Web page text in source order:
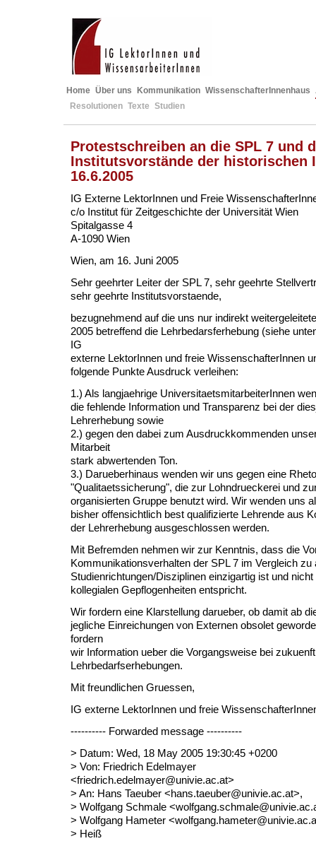
Home Über uns Kommunikation WissenschafterInnenhaus
Resolutionen Texte Studien
Protestschreiben an die SPL 7 und
Institutsvorstände der historischen
16.6.2005
IG Externe LektorInnen und Freie
c/o Institut für Zeitgeschichte der Universität Wien
Spitalgasse 4
A-1090 Wien
Wien, am 16. Juni 2005
Sehr geehrter Leiter der SPL 7, sehr geehrte
sehr geehrte Institutsvorstaende,
bezugnehmend auf die uns nur indirekt
2005 betreffend die Lehrbedarsferhebung (siehe
IG
externe LektorInnen und freie WissenschafterInnen
folgende Punkte Ausdruck verleihen:
1.) Als langjaehrige UniversitaetsmitarbeiterInnen
die fehlende Information und Transparenz bei der
Lehrerhebung sowie
2.) gegen den dabei zum Ausdruckkommenden
Mitarbeit
stark abwertenden Ton.
3.) Darueberhinaus wenden wir uns gegen eine
"Qualitaetssicherung", die zur Lohndrueckerei und
organisierten Gruppe benutzt wird. Wir wenden uns
bisher offensichtlich best qualifizierte Lehrende aus
der Lehrerhebung ausgeschlossen werden.
Mit Befremden nehmen wir zur Kenntnis, dass die
Kommunikationsverhalten der SPL 7 im Vergleich zu
Studienrichtungen/Disziplinen einzigartig ist und
kollegialen Gepflogenheiten entspricht.
Wir fordern eine Klarstellung darueber, ob damit ab
jegliche Einreichungen von Externen obsolet
fordern
wir Information ueber die Vorgangsweise bei
Lehrbedarfserhebungen.
Mit freundlichen Gruessen,
IG externe LektorInnen und freie
---------- Forwarded message ----------
> Datum: Wed, 18 May 2005 19:30:45 +0200
> Von: Friedrich Edelmayer
<friedrich.edelmayer@univie.ac.at>
> An: Hans Taeuber <hans.taeuber@univie.ac.at>,
> Wolfgang Schmale
> Wolfgang Hameter
> Heiß